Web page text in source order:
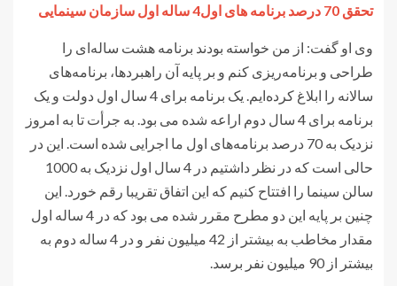
تحقق 70 درصد برنامه های اول4 ساله اول سازمان سینمایی
وی او گفت: از من خواسته بودند برنامه هشت ساله‌ای را
طراحی و برنامه‌ریزی کنم و بر پایه آن راهبردها، برنامه‌های
سالانه را ابلاغ ‌کرده‌ایم. یک برنامه برای 4 سال اول دولت و یک
برنامه برای 4 سال دوم اراعه شده می بود. به جرأت تا به امروز
نزدیک به 70 درصد برنامه‌های اول ما اجرایی شده است. این در
حالی است که در نظر داشتیم در 4 سال اول نزدیک به 1000
سالن سینما را افتتاح کنیم که این اتفاق تقریبا رقم خورد. این
چنین بر پایه این دو مطرح مقرر شده می بود که در 4 ساله اول
مقدار مخاطب به بیشتر از 42 میلیون نفر و در 4 ساله دوم به
بیشتر از 90 میلیون نفر برسد.